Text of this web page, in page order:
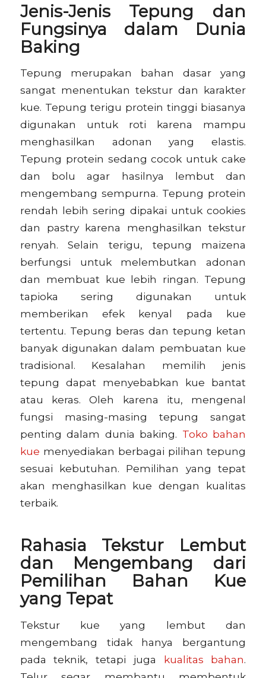
Jenis-Jenis Tepung dan
Fungsinya dalam Dunia
Baking
Tepung merupakan bahan dasar yang
sangat menentukan tekstur dan karakter
kue. Tepung terigu protein tinggi biasanya
digunakan untuk roti karena mampu
menghasilkan adonan yang elastis.
Tepung protein sedang cocok untuk cake
dan bolu agar hasilnya lembut dan
mengembang sempurna. Tepung protein
rendah lebih sering dipakai untuk cookies
dan pastry karena menghasilkan tekstur
renyah. Selain terigu, tepung maizena
berfungsi untuk melembutkan adonan
dan membuat kue lebih ringan. Tepung
tapioka sering digunakan untuk
memberikan efek kenyal pada kue
tertentu. Tepung beras dan tepung ketan
banyak digunakan dalam pembuatan kue
tradisional. Kesalahan memilih jenis
tepung dapat menyebabkan kue bantat
atau keras. Oleh karena itu, mengenal
fungsi masing-masing tepung sangat
penting dalam dunia baking. Toko bahan
kue menyediakan berbagai pilihan tepung
sesuai kebutuhan. Pemilihan yang tepat
akan menghasilkan kue dengan kualitas
terbaik.
Rahasia Tekstur Lembut
dan Mengembang dari
Pemilihan Bahan Kue
yang Tepat
Tekstur kue yang lembut dan
mengembang tidak hanya bergantung
pada teknik, tetapi juga kualitas bahan.